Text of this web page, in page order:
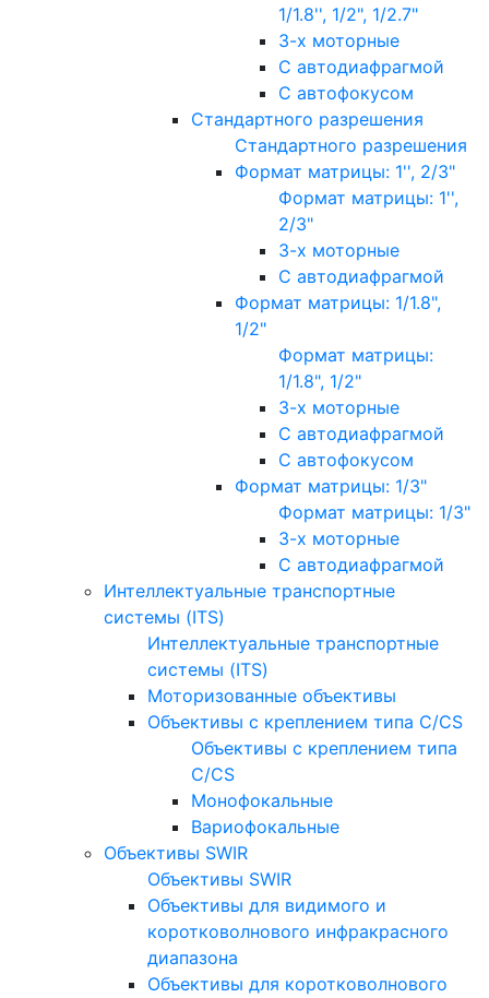
1/1.8'', 1/2", 1/2.7"
3-х моторные
С автодиафрагмой
С автофокусом
Стандартного разрешения
Стандартного разрешения
Формат матрицы: 1'', 2/3"
Формат матрицы: 1'',
2/3"
3-х моторные
С автодиафрагмой
Формат матрицы: 1/1.8",
1/2"
Формат матрицы:
1/1.8", 1/2"
3-х моторные
С автодиафрагмой
С автофокусом
Формат матрицы: 1/3"
Формат матрицы: 1/3"
3-х моторные
С автодиафрагмой
Интеллектуальные транспортные
системы (ITS)
Интеллектуальные транспортные
системы (ITS)
Моторизованные объективы
Объективы с креплением типа C/CS
Объективы с креплением типа
C/CS
Монофокальные
Вариофокальные
Объективы SWIR
Объективы SWIR
Объективы для видимого и
коротковолнового инфракрасного
диапазона
Объективы для коротковолнового